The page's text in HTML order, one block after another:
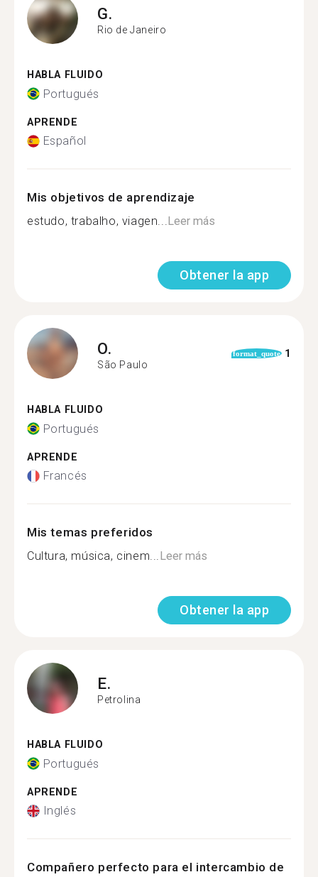
G.
Rio de Janeiro
HABLA FLUIDO
Portugués
APRENDE
Español
Mis objetivos de aprendizaje
estudo, trabalho, viagen...Leer más
Obtener la app
O.
São Paulo
format_quote 1
HABLA FLUIDO
Portugués
APRENDE
Francés
Mis temas preferidos
Cultura, música, cinem...Leer más
Obtener la app
E.
Petrolina
HABLA FLUIDO
Portugués
APRENDE
Inglés
Compañero perfecto para el intercambio de